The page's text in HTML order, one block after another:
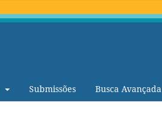
Submissões Busca Avançada